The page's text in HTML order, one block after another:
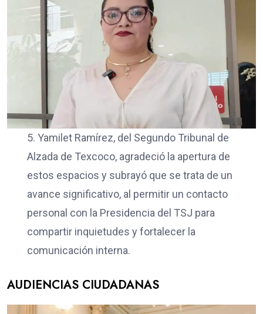
5. Yamilet Ramírez, del Segundo Tribunal de
Alzada de Texcoco, agradeció la apertura de
estos espacios y subrayó que se trata de un
avance significativo, al permitir un contacto
personal con la Presidencia del TSJ para
compartir inquietudes y fortalecer la
comunicación interna.
AUDIENCIAS CIUDADANAS